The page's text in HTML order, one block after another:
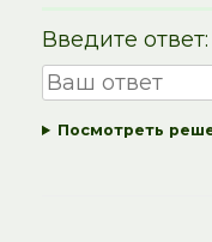
Введите ответ:
Посмотреть